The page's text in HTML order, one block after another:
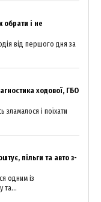
обрати і не
від першого дня за
ходової, ГБО
і поїхати
пільги та авто з-
одним із
та...